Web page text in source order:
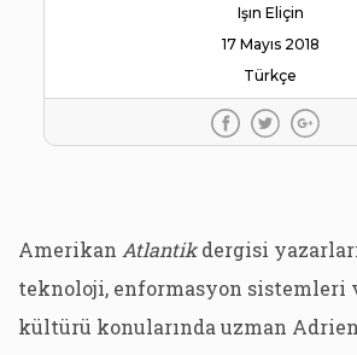
Işın Eliçin
17 Mayıs 2018
Türkçe
Amerikan Atlantikdergisi
teknoloji, enformasyon sistemleri
kültürü konularında uzman